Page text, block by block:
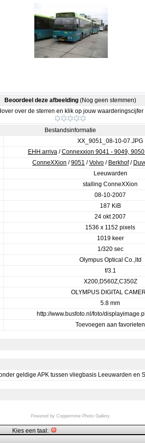
Beoordeel deze afbeelding (Nog geen stemmen)
over de sterren en klik op jouw waarderingscijfer
Bestandsinformatie
XX_9051_08-10-07.JPG
EHH.arriva/Connexxion 9041 - 9049,
ConneXXion /9051 /Volvo / Berkhof/
Leeuwarden
stalling ConneXXion
08-10-2007
187 KiB
24 okt 2007
1536 x 1152 pixels
1019 keer
1/320 sec
Olympus Optical Co.,ltd
f/3.1
X200,D560Z,C350Z
OLYMPUS DIGITAL
5.8 mm
http://www.busfoto.nl/foto/
Toevoegen aan favorieten
geldige APK tussen vliegbasis Leeuwarden en
Powered by Coppermine Photo Gallery
Kies een taal: